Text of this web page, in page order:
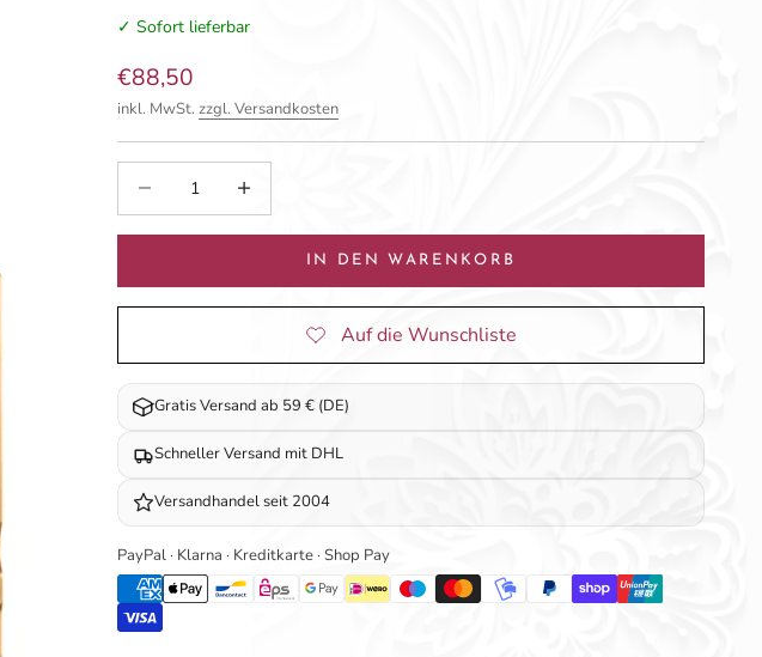
✓ Sofort lieferbar
Angebot
€88,50
inkl. MwSt.zzgl. Versandkosten
IN DEN WARENKORB
Gratis Versand ab 59 € (DE)
Schneller Versand mit DHL
Versandhandel seit 2004
PayPal · Klarna · Kreditkarte · Shop Pay